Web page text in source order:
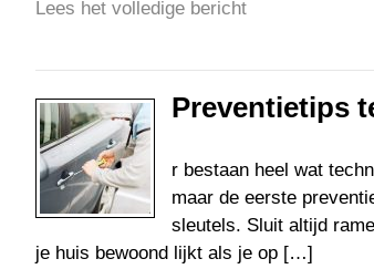
Lees het volledige bericht
Preventietips
r bestaan heel wat
maar de eerste
sleutels. Sluit altijd
je huis bewoond lijkt als je op […]